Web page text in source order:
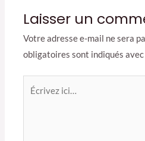
Laisser un
Votre adresse e-mail ne sera
obligatoires sont indiqués avec